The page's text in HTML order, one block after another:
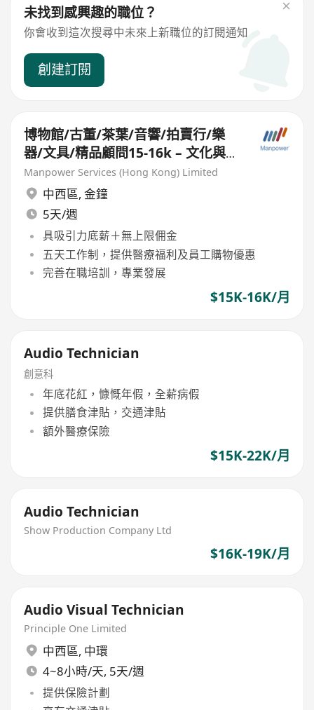
未找到感興趣的職位？
你會收到這次搜尋中未來上新職位的訂閱通知
創建訂閱
博物館/古董/茶葉/音響/拍賣行/樂
器/文具/精品顧問15-16k – 文化與生
活品味零售人才優先（五天工作）
Manpower Services (Hong Kong) Limited
中西區, 金鐘
5天/週
具吸引力底薪＋無上限佣金
五天工作制，提供醫療福利及員工購物優惠
完善在職培訓，專業發展
$15K-16K/月
Audio Technician
創意科
年底花紅，慷慨年假，全薪病假
提供膳食津貼，交通津貼
額外醫療保險
$15K-22K/月
Audio Technician
Show Production Company Ltd
$16K-19K/月
Audio Visual Technician
Principle One Limited
中西區, 中環
4~8小時/天, 5天/週
提供保險計劃